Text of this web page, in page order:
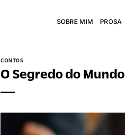
SOBRE MIM PROSA
CONTOS
O Segredo do Mundo